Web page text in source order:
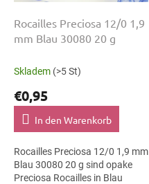
Rocailles Preciosa 12/0 1,9
mm Blau 30080 20 g
Skladem (>5 St)
€0,95
In den Warenkorb
Rocailles Preciosa 12/0 1,9 mm
Blau 30080 20 g sind opake
Preciosa Rocailles in Blau